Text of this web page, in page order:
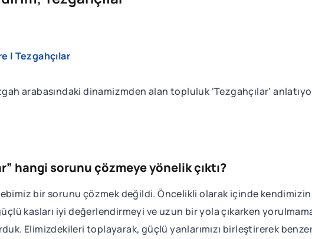
| Tezgahçılar
arabasındaki dinamizmden alan topluluk ‘Tezgahçılar’
hangi sorunu çözmeye yönelik çıktı?
bir sorunu çözmek değildi. Öncelikli olarak içinde
kasları iyi değerlendirmeyi ve uzun bir yola çıkarken
Elimizdekileri toplayarak, güçlü yanlarımızı birleştirerek